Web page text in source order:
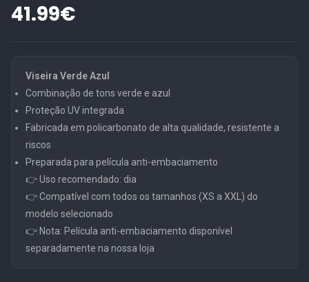
41.99€
Viseira Verde Azul
Combinação de tons verde e azul
Proteção UV integrada
Fabricada em policarbonato de alta qualidade, resistente a
riscos
Preparada para película anti-embaciamento
👉 Uso recomendado: dia
👉 Compatível com todos os tamanhos (XS a XXL) do
modelo selecionado
👉 Nota: Película anti-embaciamento disponível
separadamente na nossa loja